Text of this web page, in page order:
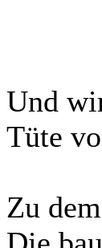
Und
Tüte
Zu